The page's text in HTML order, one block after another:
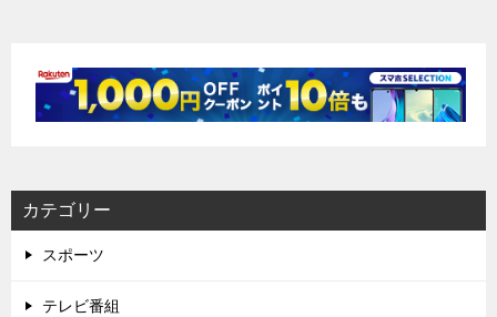
カテゴリー
スポーツ
テレビ番組